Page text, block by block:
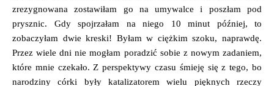
zrezygnowana zostawiłam go na umywalce i poszłam pod
prysznic. Gdy spojrzałam na niego 10 minut później, to
zobaczyłam dwie kreski! Byłam w ciężkim szoku, naprawdę.
Przez wiele dni nie mogłam poradzić sobie z nowym zadaniem,
które mnie czekało. Z perspektywy czasu śmieję się z tego, bo
narodziny córki były katalizatorem wielu pięknych rzeczy